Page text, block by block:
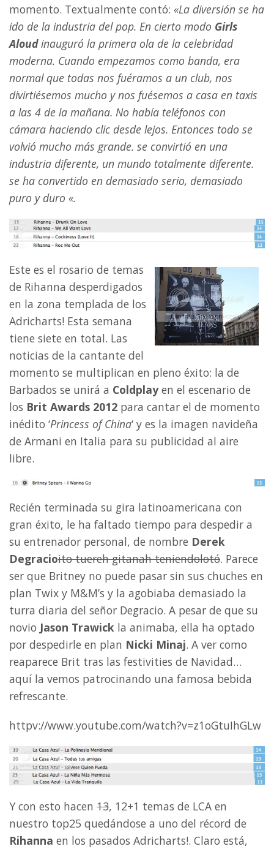
momento. Textualmente contó: «La diversión se ha
ido de la industria del pop. En cierto modo Girls
Aloudinauguró la primera ola de la celebridad
moderna. Cuando empezamos como banda, era
normal que todas nos fuéramos a un club, nos
divirtiésemos mucho y nos fuésemos a casa en taxis
a las 4 de la mañana. No había teléfonos con
cámara haciendo clic desde lejos. Entonces todo se
volvió mucho más grande. se convirtió en una
industria diferente, un mundo totalmente diferente.
se ha convertido en demasiado serio, demasiado
puro y duro «.
Este es el rosario de temas
de Rihanna desperdigados
en la zona templada de los
Adricharts! Esta semana
tiene siete en total. Las
noticias de la cantante del
momento se multiplican en pleno éxito: la de
Barbados se unirá a Coldplayen el escenario de
los Brit Awards 2012 para cantar el de momento
inédito ‘Princess of China‘ y es la imagen navideña
de Armani en Italia para su publicidad al aire
libre.
Recién terminada su gira latinoamericana con
gran éxito, le ha faltado tiempo para despedir a
su entrenador personal, de nombre Derek
Degracioito tuereh gitanah teniendolotó. Parece
ser que Britney no puede pasar sin sus chuches en
plan Twix y M&M’s y la agobiaba demasiado la
turra diaria del señor Degracio. A pesar de que su
novio Jason Trawick la animaba, ella ha optado
por despedirle en plan Nicki Minaj. A ver como
reaparece Brit tras las festivities de Navidad…
aquí la vemos patrocinando una famosa bebida
refrescante.
httpv://www.youtube.com/watch?v=z1oGtuIhGLw
Y con esto hacen 13, 12+1 temas de LCA en
nuestro top25 quedándose a uno del récord de
Rihanna en los pasados Adricharts!. Claro está,